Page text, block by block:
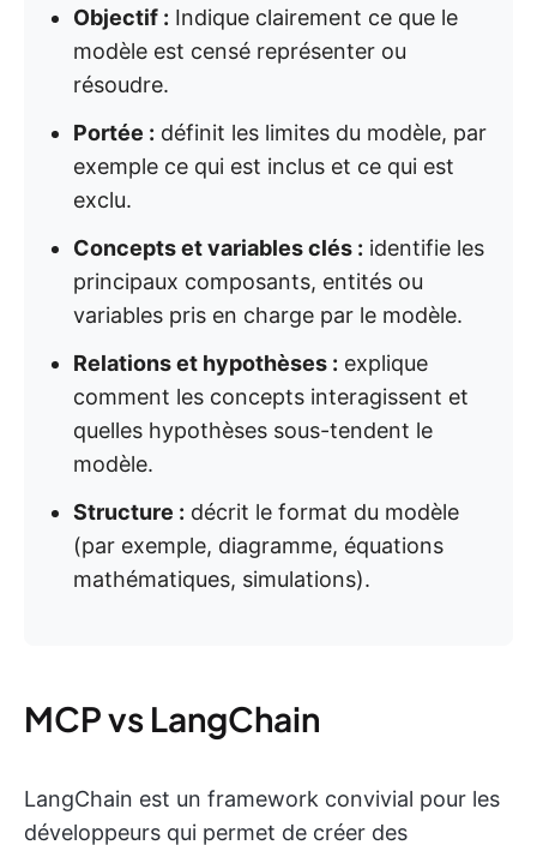
Objectif : Indique clairement ce que le
modèle est censé représenter ou
résoudre.
Portée : définit les limites du modèle, par
exemple ce qui est inclus et ce qui est
exclu.
Concepts et variables clés : identifie les
principaux composants, entités ou
variables pris en charge par le modèle.
Relations et hypothèses : explique
comment les concepts interagissent et
quelles hypothèses sous-tendent le
modèle.
Structure : décrit le format du modèle
(par exemple, diagramme, équations
mathématiques, simulations).
MCP vs LangChain
LangChain est un framework convivial pour les
développeurs qui permet de créer des